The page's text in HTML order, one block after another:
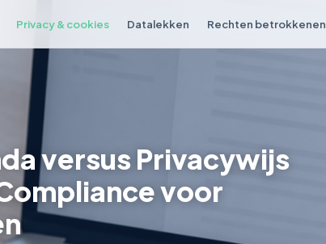
Privacy & cookies Datalekken Rechten betrokkenen
versus Privacywijs
voor